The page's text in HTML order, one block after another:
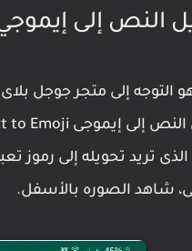
النص إلى
التوجه إلى متجر جوجل
شاهد الصوره بالأسفل.